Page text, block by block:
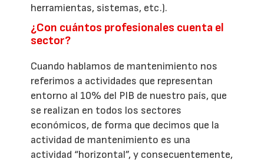
herramientas, sistemas, etc.).
¿Con cuántos profesionales cuenta el
sector?
Cuando hablamos de mantenimiento nos
referimos a actividades que representan
entorno al 10% del PIB de nuestro país, que
se realizan en todos los sectores
económicos, de forma que decimos que la
actividad de mantenimiento es una
actividad “horizontal”, y consecuentemente,